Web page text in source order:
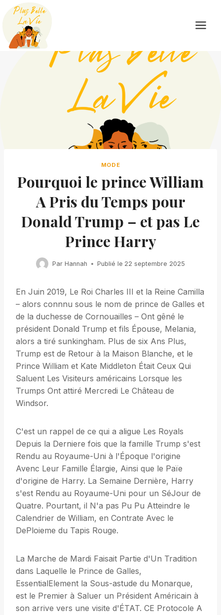
Skip
content
MODE
Pourquoi le prince William
A Pris du Temps pour
Donald Trump – et pas Le
Prince Harry
Par Hannah Publié le 22 septembre 2025
En Juin 2019, Le Roi Charles III et la Reine Camilla
– alors connnu sous le nom de prince de Galles et
de la duchesse de Cornouailles – Ont gêné le
président Donald Trump et fils Épouse, Melania,
alors a tiré sunkingham. Plus de six Ans Plus,
Trump est de Retour à la Maison Blanche, et le
Prince William et Kate Middleton Était Ceux Qui
Saluent Les Visiteurs américains Lorsque les
Trumps Ont attiré Mercredi Le Château de
Windsor.
C'est un rappel de ce qui a aligue Les Royals
Depuis la Derniere fois que la famille Trump s'est
Rendu au Royaume-Uni à l'Époque l'origine
Avenc Leur Famille Élargie, Ainsi que le Païe
d'origine de Harry. La Semaine Dernière, Harry
s'est Rendu au Royaume-Uni pour un SéJour de
Quatre. Pourtant, il N'a pas Pu Pu Atteindre le
Calendrier de William, en Contrate Avec le
DePloieme du Tapis Rouge.
La Marche de Mardi Faisait Partie d'Un Tradition
dans Laquelle le Prince de Galles,
EssentialElement la Sous-astude du Monarque,
est le Premier à Saluer un Président Américain à
son arrive vers une visite d'ÉTAT. CE Protocole A